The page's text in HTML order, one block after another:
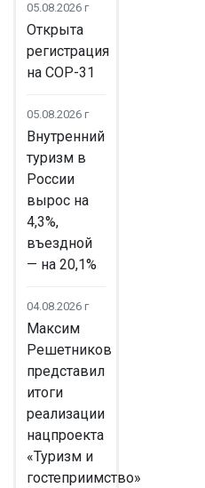
05.08.2026 г
Открыта
регистрация
на COP-31
05.08.2026 г
Внутренний
туризм в
России
вырос на
4,3%,
въездной
— на 20,1%
04.08.2026 г
Максим
Решетников
представил
итоги
реализации
нацпроекта
«Туризм и
гостеприимство»